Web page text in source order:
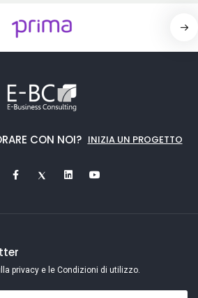
CON NOI? INIZIA UN PROGETTO
privacy e le Condizioni di utilizzo.